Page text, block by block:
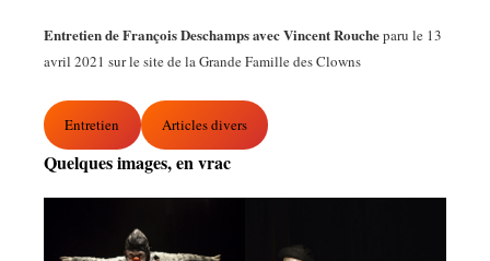
Entretien de François Deschamps avec Vincent Roucheparu le 13
avril 2021 sur le site de la Grande Famille des Clowns
Entretien Articles divers
Quelques images, en vrac